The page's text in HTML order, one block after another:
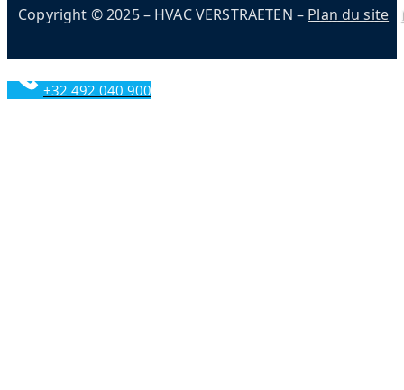
Copyright © 2025 – HVAC VERSTRAETEN – Plan du site
+32 492 040 900